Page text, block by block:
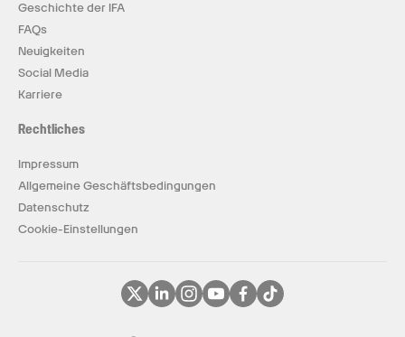
Geschichte der IFA
FAQs
Neuigkeiten
Social Media
Karriere
Rechtliches
Impressum
Allgemeine Geschäftsbedingungen
Datenschutz
Cookie-Einstellungen